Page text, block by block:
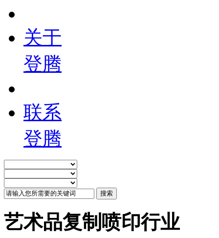
关于
登腾
联系
登腾
艺术品复制喷印行业